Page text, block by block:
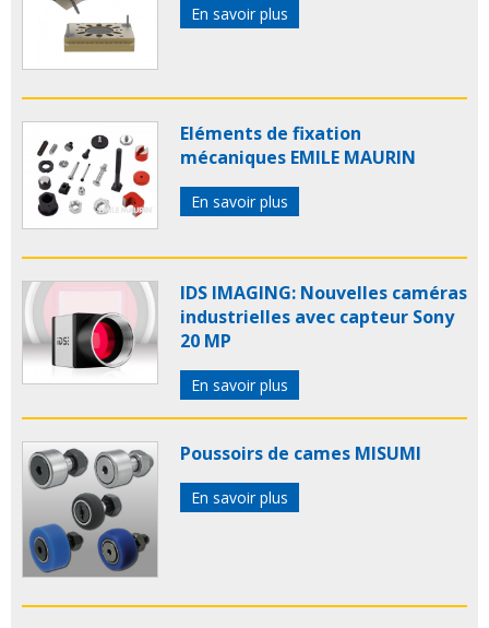
En savoir plus
Eléments de fixation
mécaniques EMILE MAURIN
En savoir plus
IDS IMAGING: Nouvelles caméras
industrielles avec capteur Sony
20 MP
En savoir plus
Poussoirs de cames MISUMI
En savoir plus